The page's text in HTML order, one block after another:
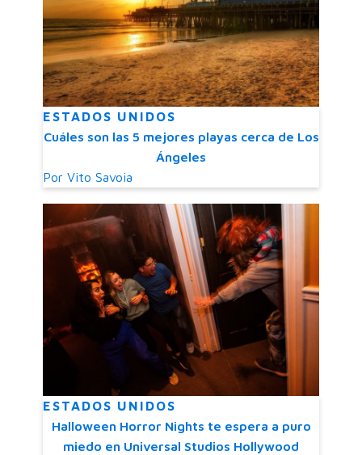
ESTADOS UNIDOS
Cuáles son las 5 mejores playas cerca de Los
Ángeles
Por Vito Savoia
ESTADOS UNIDOS
Halloween Horror Nights te espera a puro
miedo en Universal Studios Hollywood